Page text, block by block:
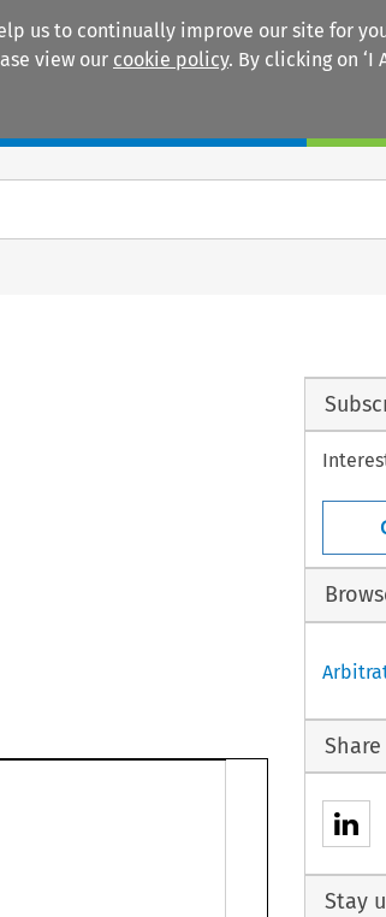
us to continually improve our site for
view our cookie policy. By clicking on ‘I
Share
Stay